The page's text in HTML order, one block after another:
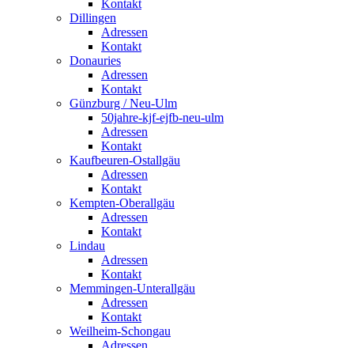
Kontakt
Dillingen
Adressen
Kontakt
Donauries
Adressen
Kontakt
Günzburg / Neu-Ulm
50jahre-kjf-ejfb-neu-ulm
Adressen
Kontakt
Kaufbeuren-Ostallgäu
Adressen
Kontakt
Kempten-Oberallgäu
Adressen
Kontakt
Lindau
Adressen
Kontakt
Memmingen-Unterallgäu
Adressen
Kontakt
Weilheim-Schongau
Adressen